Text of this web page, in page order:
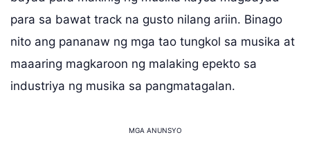
para sa bawat track na gusto nilang ariin. Binago
nito ang pananaw ng mga tao tungkol sa musika at
maaaring magkaroon ng malaking epekto sa
industriya ng musika sa pangmatagalan.
MGA ANUNSYO